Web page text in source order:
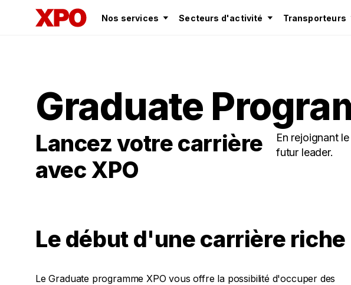
Nos services Secteurs d'activité Transporteurs
Graduate
Lancez votre carrière
avec XPO
En rejoignant
futur leader.
Le début d'une carrière riche
Le Graduate programme XPO vous offre la possibilité d'occuper des